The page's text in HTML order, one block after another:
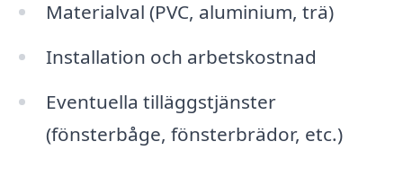
Materialval (PVC, aluminium, trä)
Installation och arbetskostnad
Eventuella tilläggstjänster
(fönsterbåge, fönsterbrädor, etc.)